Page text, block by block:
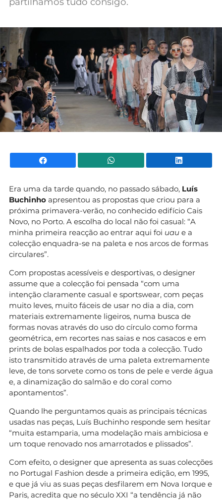
Facebook WhatsApp
Era uma da tarde quando, no passado sábado, Luís
Buchinho apresentou as propostas que criou para a
próxima primavera-verão, no conhecido edifício Cais
Novo, no Porto. A escolha do local não foi casual: “A
minha primeira reacção ao entrar aqui foi uau e a
colecção enquadra-se na paleta e nos arcos de formas
circulares”.
Com propostas acessíveis e desportivas, o designer
assume que a colecção foi pensada “com uma
intenção claramente casual e sportswear, com peças
muito leves, muito fáceis de usar no dia a dia, com
materiais extremamente ligeiros, numa busca de
formas novas através do uso do círculo como forma
geométrica, em recortes nas saias e nos casacos e em
prints de bolas espalhados por toda a colecção. Tudo
isto transmitido através de uma paleta extremamente
leve, de tons sorvete como os tons de pele e verde água
e, a dinamização do salmão e do coral como
apontamentos”.
Quando lhe perguntamos quais as principais técnicas
usadas nas peças, Luís Buchinho responde sem hesitar
“muita estamparia, uma modelação mais ambiciosa e
um toque renovado nos amarrotados e plissados”.
Com efeito, o designer que apresenta as suas colecções
no Portugal Fashion desde a primeira edição, em 1995,
e que já viu as suas peças desfilarem em Nova Iorque e
Paris, acredita que no século XXI “a tendência já não